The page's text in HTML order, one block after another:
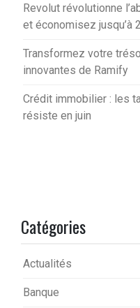
Revolut révolutionne
et économisez jusqu’à
Transformez votre
innovantes de Ramify
Crédit immobilier : les
résiste en juin
Catégories
Actualités
Banque